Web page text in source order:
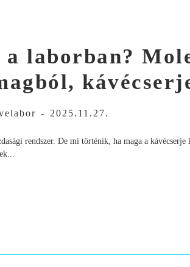
laborban?
- 2025.11.27.
rendszer. De mi történik, ha maga a kávécserje